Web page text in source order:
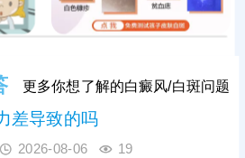
更多你想了解的白癜风/白斑问题
差导致的吗
2026-08-06 19